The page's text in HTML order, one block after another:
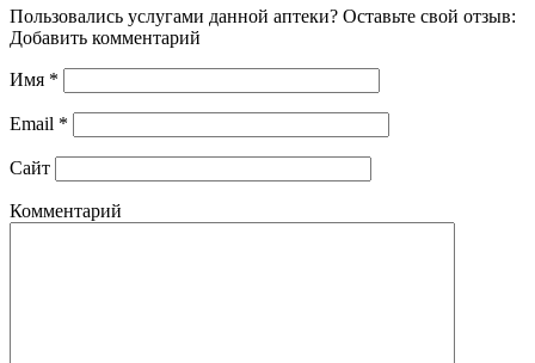
Пользовались услугами данной аптеки? Оставьте свой отзыв:
Добавить комментарий
Имя *
Email *
Сайт
Комментарий